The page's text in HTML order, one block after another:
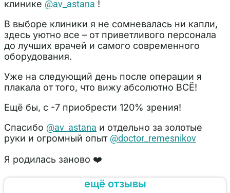
клинике @av_astana !
В выборе клиники я не сомневалась ни капли,
здесь уютно все – от приветливого персонала
до лучших врачей и самого современного
оборудования.
Уже на следующий день после операции я
плакала от того, что вижу абсолютно ВСЁ!
Ещё бы, с -7 приобрести 120% зрения!
Спасибо @av_astana и отдельно за золотые
руки и огромный опыт @doctor_remesnikov
Я родилась заново ❤️
ещё отзывы